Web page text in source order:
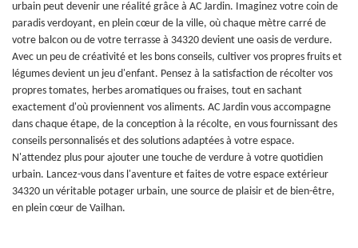
urbain peut devenir une réalité grâce à AC Jardin. Imaginez votre coin de
paradis verdoyant, en plein cœur de la ville, où chaque mètre carré de
votre balcon ou de votre terrasse à 34320 devient une oasis de verdure.
Avec un peu de créativité et les bons conseils, cultiver vos propres fruits et
légumes devient un jeu d'enfant. Pensez à la satisfaction de récolter vos
propres tomates, herbes aromatiques ou fraises, tout en sachant
exactement d'où proviennent vos aliments. AC Jardin vous accompagne
dans chaque étape, de la conception à la récolte, en vous fournissant des
conseils personnalisés et des solutions adaptées à votre espace.
N'attendez plus pour ajouter une touche de verdure à votre quotidien
urbain. Lancez-vous dans l'aventure et faites de votre espace extérieur
34320 un véritable potager urbain, une source de plaisir et de bien-être,
en plein cœur de Vailhan.